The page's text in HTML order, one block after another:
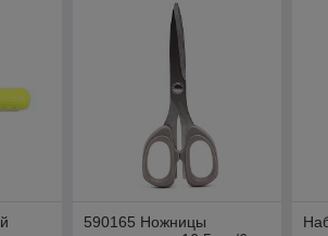
590165 Ножницы